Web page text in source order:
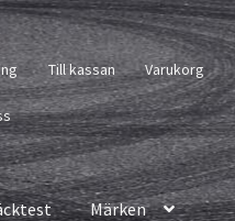
Till kassan Varukorg
Märken